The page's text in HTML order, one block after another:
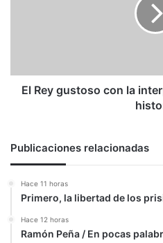
la
historia
El Rey gustoso con la
Publicaciones relacionadas
Hace 11 horas
Primero, la libertad de los
Hace 12 horas
Ramón Peña / En pocas